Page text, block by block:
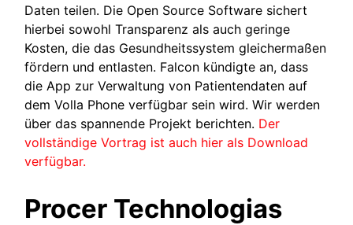
Daten teilen. Die Open Source Software sichert
hierbei sowohl Transparenz als auch geringe
Kosten, die das Gesundheitssystem gleichermaßen
fördern und entlasten. Falcon kündigte an, dass
die App zur Verwaltung von Patientendaten auf
dem Volla Phone verfügbar sein wird. Wir werden
über das spannende Projekt berichten. Der
vollständige Vortrag ist auch hier als Download
verfügbar.
Procer Technologias